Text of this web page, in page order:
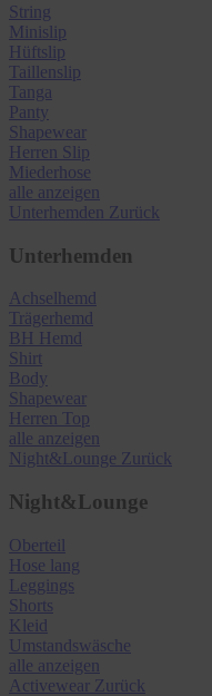
String
Minislip
Hüftslip
Taillenslip
Tanga
Panty
Shapewear
Herren Slip
Miederhose
alle anzeigen
Unterhemden Zurück
Unterhemden
Achselhemd
Trägerhemd
BH Hemd
Shirt
Body
Shapewear
Herren Top
alle anzeigen
Night&Lounge Zurück
Night&Lounge
Oberteil
Hose lang
Leggings
Shorts
Kleid
Umstandswäsche
alle anzeigen
Activewear Zurück